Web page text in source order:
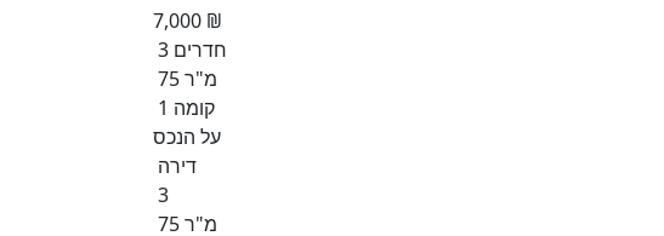
7,000 ₪
3 חדרים
75 מ"ר
קומה 1
על הנכס
דירה
3
75 מ"ר